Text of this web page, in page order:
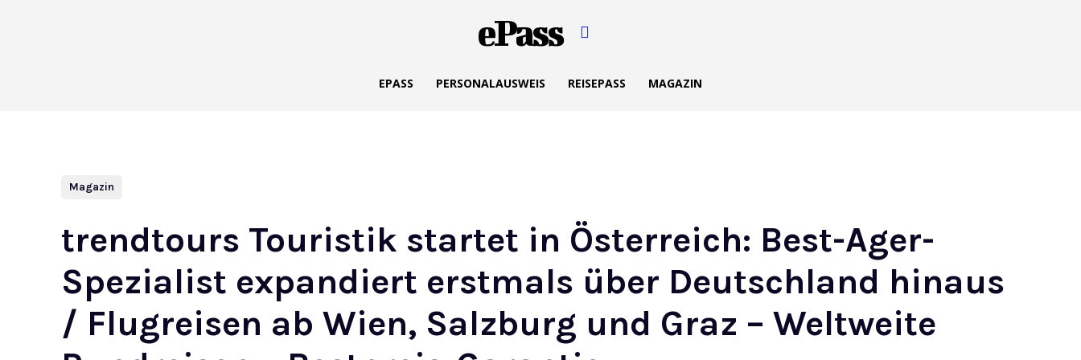
ePass
EPASS PERSONALAUSWEIS REISEPASS MAGAZIN
Magazin
trendtours Touristik startet in Österreich: Best-Ager-
Spezialist expandiert erstmals über Deutschland hinaus
/ Flugreisen ab Wien, Salzburg und Graz – Weltweite